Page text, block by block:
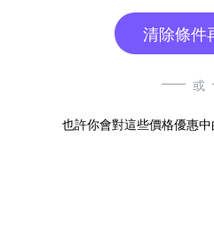
清除條件
或
也許你會對這些價格優惠中